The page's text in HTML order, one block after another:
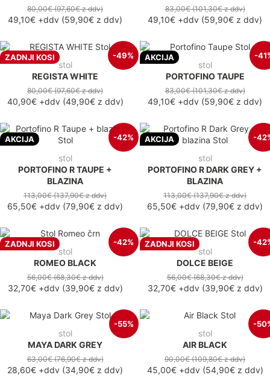
80,00€(97,60€z ddv)
49,10€ +ddv (59,90€ z ddv)
83,00€(101,30€z ddv)
49,10€ +ddv (59,90€ z ddv)
ZADNJI KOSI -49%
stol
REGISTA WHITE
80,00€(97,60€z ddv)
40,90€+ddv(49,90€z ddv)
AKCIJA -
stol
PORTOFINO TAUPE
83,00€(101,30€z ddv)
49,10€ +ddv (59,90€ z ddv)
AKCIJA -42%
stol
PORTOFINO R TAUPE +
BLAZINA
113,00€(137,90€z ddv)
65,50€ +ddv (79,90€ z ddv)
AKCIJA -
stol
PORTOFINO R DARK GREY +
BLAZINA
113,00€(137,90€z ddv)
65,50€ +ddv (79,90€ z ddv)
ZADNJI KOSI -42%
stol
ROMEO BLACK
56,00€(68,30€z ddv)
32,70€+ddv(39,90€z ddv)
ZADNJI KOSI -
stol
DOLCE BEIGE
56,00€(68,30€z ddv)
32,70€+ddv(39,90€z ddv)
-55%
stol
MAYA DARK GREY
63,00€(76,90€z ddv)
28,60€ +ddv (34,90€ z ddv)
-
stol
AIR BLACK
90,00€(109,80€z ddv)
45,00€+ddv(54,90€z ddv)